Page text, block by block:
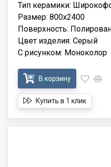
Тип керамики:
Размер: 800x2400
Поверхность:
Цвет изделия: Серый
С рисунком: Моноколор
В корзину
Купить в 1 клик